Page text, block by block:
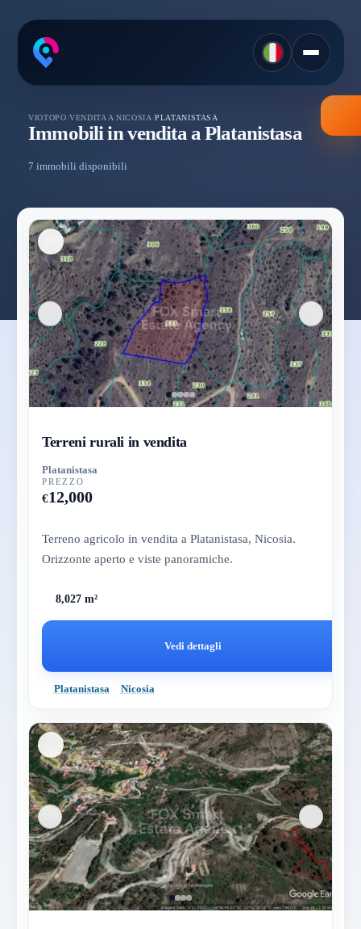
VIOTOPO /VENDITA A NICOSIA /PLATANISTASA
Immobili in vendita a Platanistasa
7 immobili disponibili
Terreni rurali in vendita
Platanistasa
PREZZO
€12,000
Terreno agricolo in vendita a Platanistasa, Nicosia.
Orizzonte aperto e viste panoramiche.
8,027 m²
Vedi dettagli
Platanistasa Nicosia